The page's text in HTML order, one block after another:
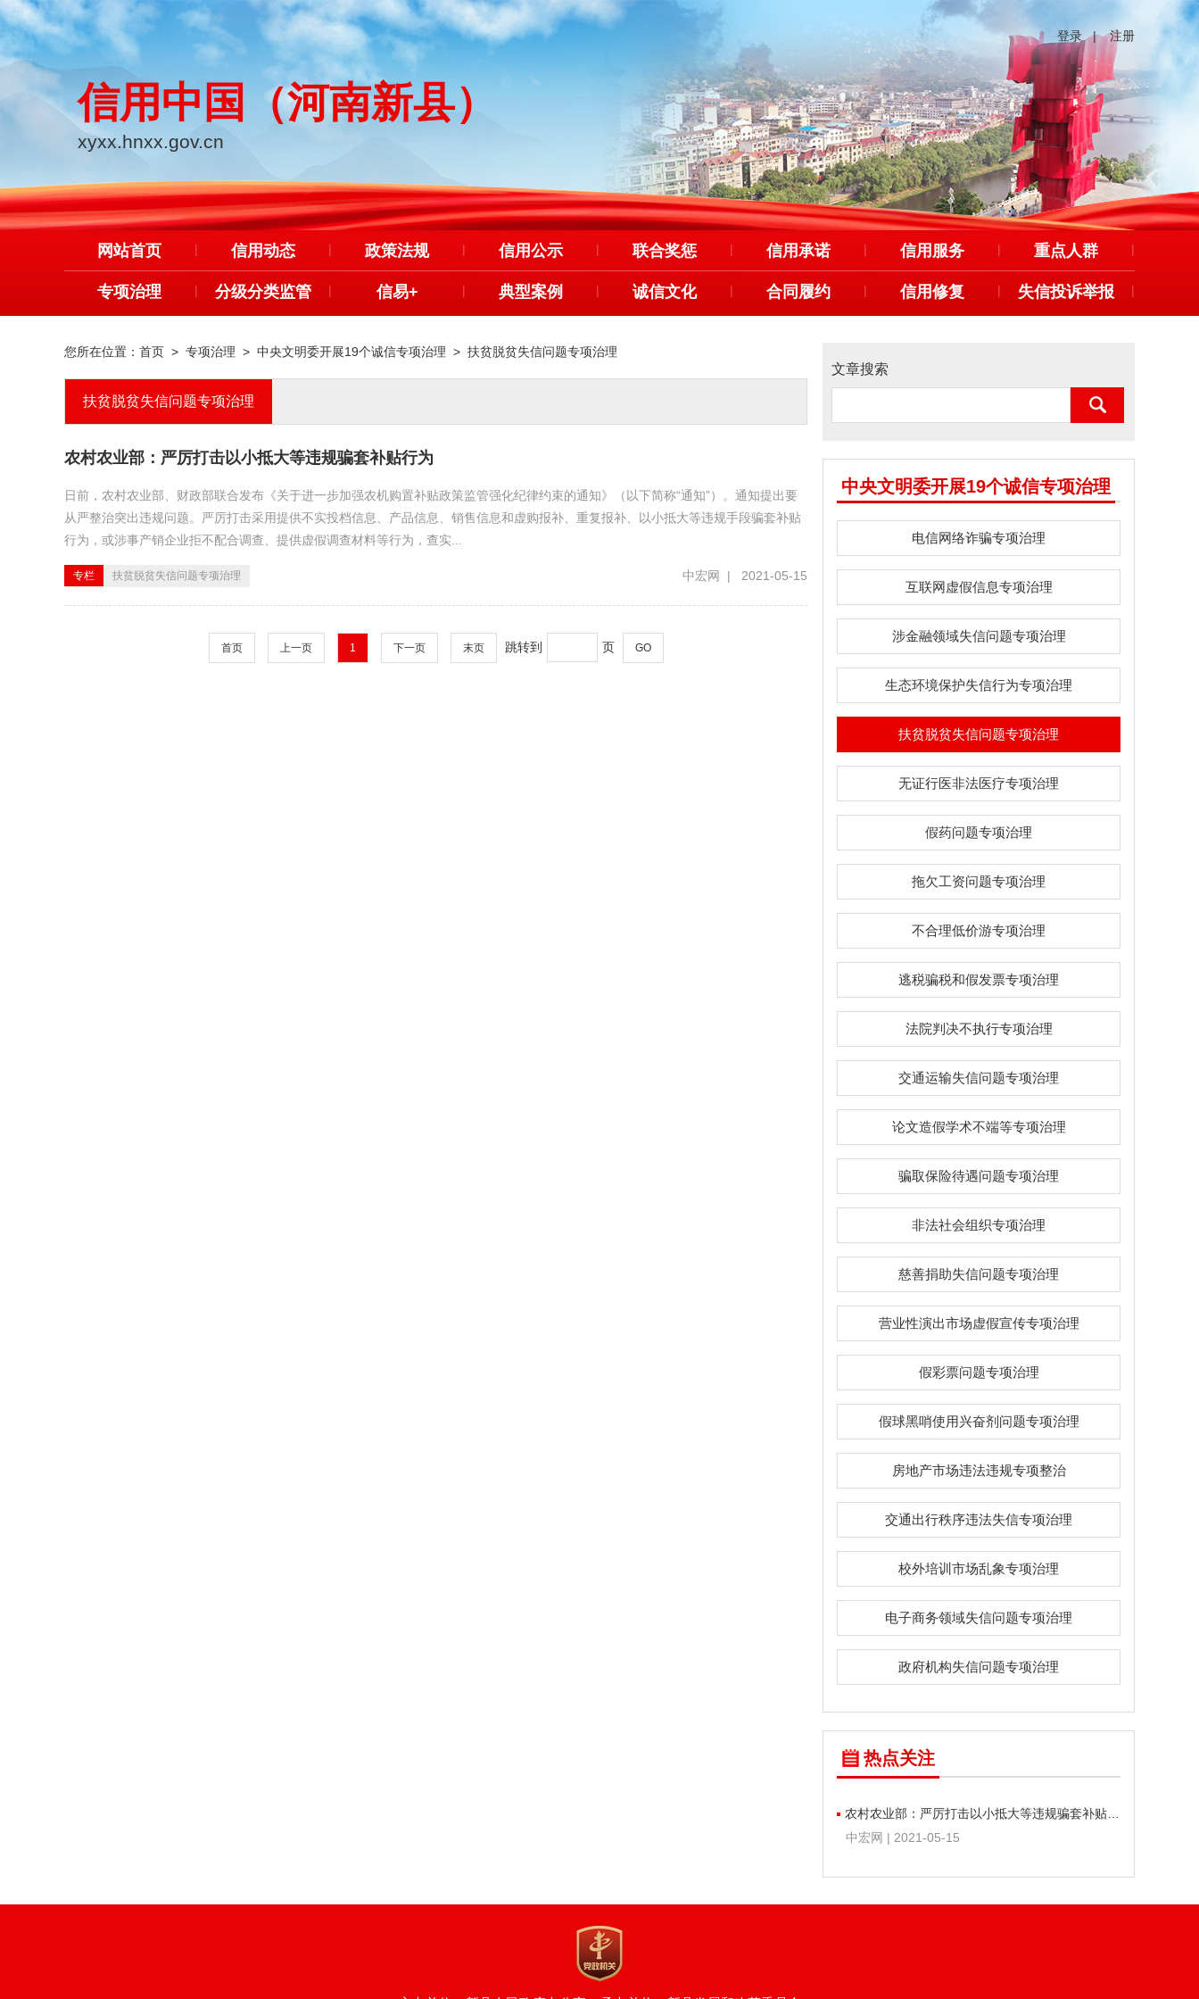
信用中国（河南新县）
xyxx.hnxx.gov.cn
登录| 注册
网站首页 | 信用动态 | 政策法规 | 信用公示 | 联合奖惩 | 信用承诺 | 信用服务 | 重点人群 |
专项治理 | 分级分类监管 | 信易+ | 典型案例 | 诚信文化 | 合同履约 | 信用修复 | 失信投诉举报 |
您所在位置： 首页 > 专项治理 > 中央文明委开展19个诚信专项治理 > 扶贫脱贫失信问题专项治理
扶贫脱贫失信问题专项治理
农村农业部：严厉打击以小抵大等违规骗套补贴行为
日前，农村农业部、财政部联合发布《关于进一步加强农机购置补贴政策监管强化纪律约束的通知》（以下简称“通知”）。通知提出要
从严整治突出违规问题。严厉打击采用提供不实投档信息、产品信息、销售信息和虚购报补、重复报补、以小抵大等违规手段骗套补贴
行为，或涉事产销企业拒不配合调查、提供虚假调查材料等行为，查实...
专栏 扶贫脱贫失信问题专项治理 中宏网 | 2021-05-15
首页 上一页 1 下一页 末页 跳转到 页 GO
文章搜索
中央文明委开展19个诚信专项治理
电信网络诈骗专项治理
互联网虚假信息专项治理
涉金融领域失信问题专项治理
生态环境保护失信行为专项治理
扶贫脱贫失信问题专项治理
无证行医非法医疗专项治理
假药问题专项治理
拖欠工资问题专项治理
不合理低价游专项治理
逃税骗税和假发票专项治理
法院判决不执行专项治理
交通运输失信问题专项治理
论文造假学术不端等专项治理
骗取保险待遇问题专项治理
非法社会组织专项治理
慈善捐助失信问题专项治理
营业性演出市场虚假宣传专项治理
假彩票问题专项治理
假球黑哨使用兴奋剂问题专项治理
房地产市场违法违规专项整治
交通出行秩序违法失信专项治理
校外培训市场乱象专项治理
电子商务领域失信问题专项治理
政府机构失信问题专项治理
热点关注
农村农业部：严厉打击以小抵大等违规骗套补贴行为
中宏网 | 2021-05-15